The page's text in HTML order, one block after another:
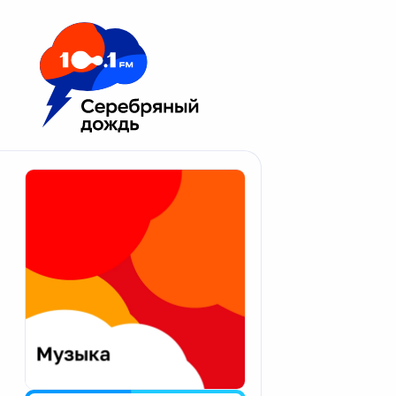
Москва 100.1 FM
Апатиты
Екатеринбург
Калининград
Калуга